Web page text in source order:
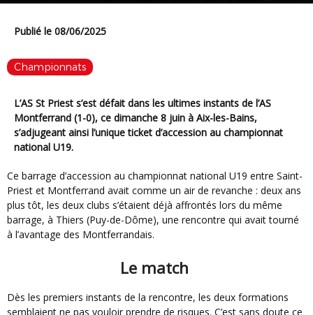
Publié le 08/06/2025
Championnats
L’AS St Priest s’est défait dans les ultimes instants de l’AS
Montferrand (1-0), ce dimanche 8 juin à Aix-les-Bains,
s’adjugeant ainsi l’unique ticket d’accession au championnat
national U19.
Ce barrage d’accession au championnat national U19 entre Saint-
Priest et Montferrand avait comme un air de revanche : deux ans
plus tôt, les deux clubs s’étaient déjà affrontés lors du même
barrage, à Thiers (Puy-de-Dôme), une rencontre qui avait tourné
à l’avantage des Montferrandais.
Le match
Dès les premiers instants de la rencontre, les deux formations
semblaient ne pas vouloir prendre de risques. C’est sans doute ce